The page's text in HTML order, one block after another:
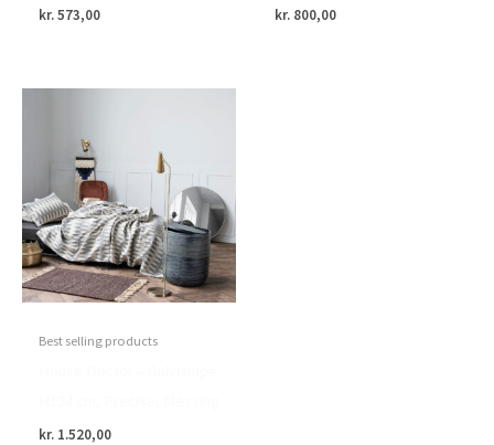
kr.573,00 kr. 800,00
Best selling products
kr. 1.520,00